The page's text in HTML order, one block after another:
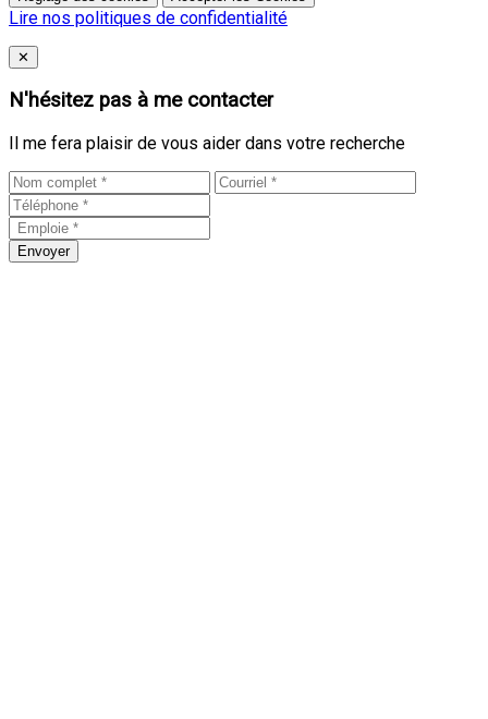
Lire nos politiques de confidentialité
Close
✕
N'hésitez pas à me contacter
Il me fera plaisir de vous aider dans votre recherche
Envoyer